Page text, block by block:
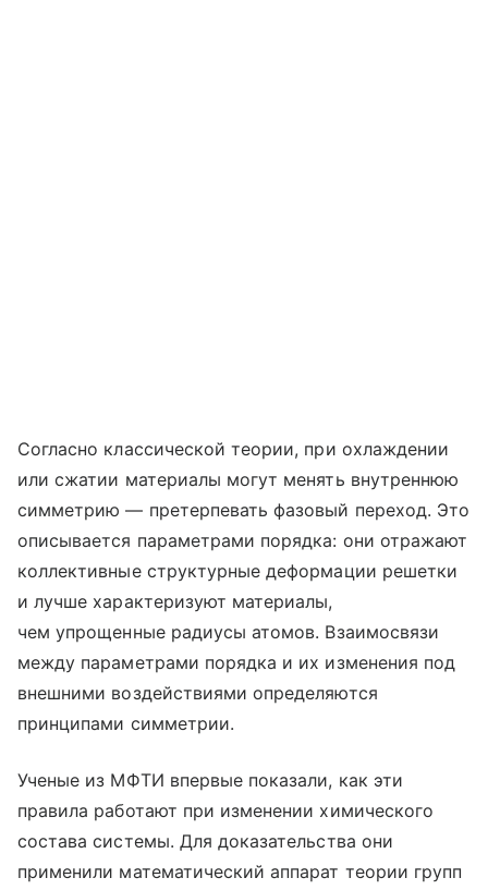
Согласно классической теории, при охлаждении
или сжатии материалы могут менять внутреннюю
симметрию — претерпевать фазовый переход. Это
описывается параметрами порядка: они отражают
коллективные структурные деформации решетки
и лучше характеризуют материалы,
чем упрощенные радиусы атомов. Взаимосвязи
между параметрами порядка и их изменения под
внешними воздействиями определяются
принципами симметрии.
Ученые из МФТИ впервые показали, как эти
правила работают при изменении химического
состава системы. Для доказательства они
применили математический аппарат теории групп